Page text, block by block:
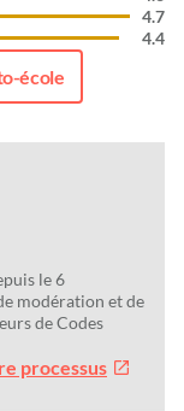
4.7
4.4
école
le 6
modération et de
de Codes
processus